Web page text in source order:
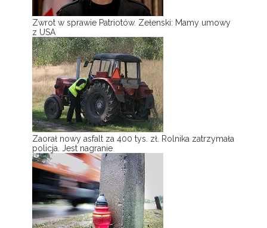
Zwrot w sprawie Patriotów. Zełenski: Mamy umowy
z USA
Zaorał nowy asfalt za 400 tys. zł. Rolnika zatrzymała
policja. Jest nagranie